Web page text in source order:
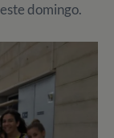
domingo.